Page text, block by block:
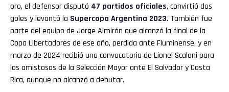
oro, el defensor disputó 47 partidos oficiales, convirtió dos
goles y levantó la Supercopa Argentina 2023. También fue
parte del equipo de Jorge Almirón que alcanzó la final de la
Copa Libertadores de ese año, perdida ante Fluminense, y en
marzo de 2024 recibió una convocatoria de Lionel Scaloni para
los amistosos de la Selección Mayor ante El Salvador y Costa
Rica, aunque no alcanzó a debutar.